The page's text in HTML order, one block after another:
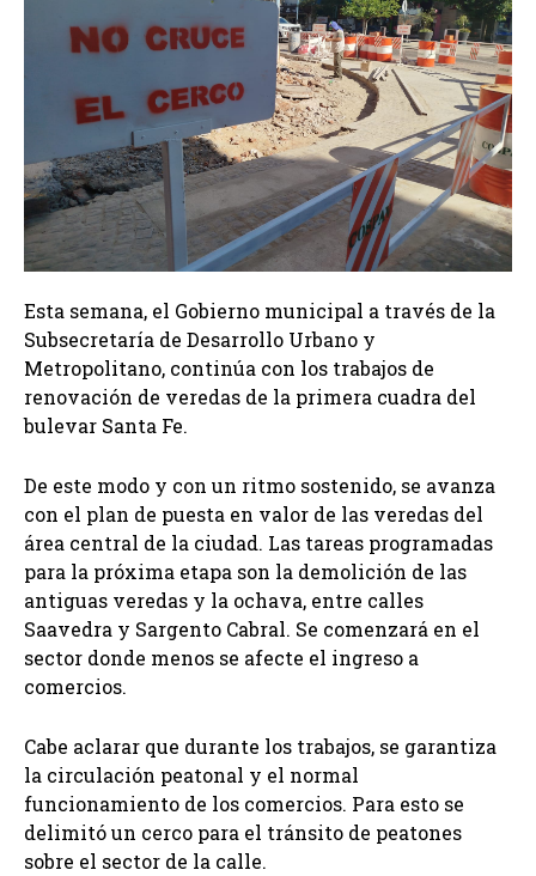
Esta semana, el Gobierno municipal a través de la
Subsecretaría de Desarrollo Urbano y
Metropolitano, continúa con los trabajos de
renovación de veredas de la primera cuadra del
bulevar Santa Fe.
De este modo y con un ritmo sostenido, se avanza
con el plan de puesta en valor de las veredas del
área central de la ciudad. Las tareas programadas
para la próxima etapa son la demolición de las
antiguas veredas y la ochava, entre calles
Saavedra y Sargento Cabral. Se comenzará en el
sector donde menos se afecte el ingreso a
comercios.
Cabe aclarar que durante los trabajos, se garantiza
la circulación peatonal y el normal
funcionamiento de los comercios. Para esto se
delimitó un cerco para el tránsito de peatones
sobre el sector de la calle.